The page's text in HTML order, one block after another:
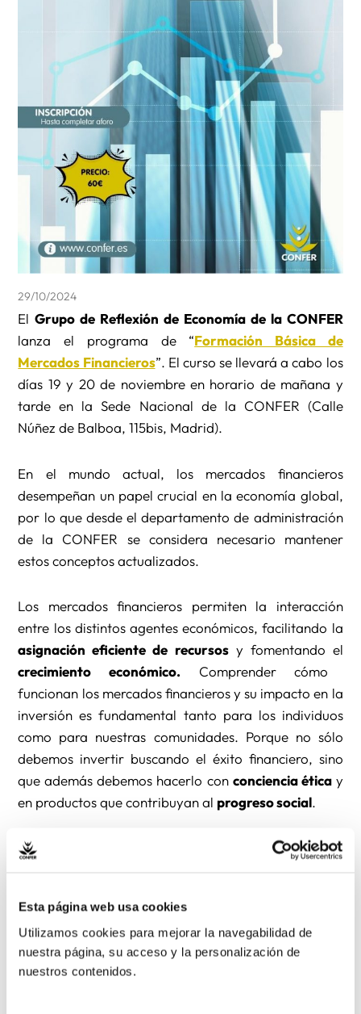
Esta página web usa cookies
Utilizamos cookies para mejorar la navegabilidad de
nuestra página, su acceso y la personalización de
nuestros contenidos.
29/10/2024
ElGrupo de Reflexión de Economía de la CONFER
lanza el programa de “Formación Básica de
Mercados Financieros”. El curso se llevará a cabo los
días 19 y 20 de noviembre en horario de mañana y
tarde en la Sede Nacional de la CONFER (Calle
Núñez de Balboa, 115bis, Madrid).
En el mundo actual, los mercados financieros
desempeñan un papel crucial en la economía global,
por lo que desde el departamento de administración
de la CONFER se considera necesario mantener
estos conceptos actualizados.
Los mercados financieros permiten la interacción
entre los distintos agentes económicos, facilitando la
asignación eficiente de recursosy fomentando el
crecimiento económico. Comprender cómo
funcionan los mercados financieros y su impacto en la
inversión es fundamental tanto para los individuos
como para nuestras comunidades. Porque no sólo
debemos invertir buscando el éxito financiero, sino
que además debemos hacerlo con conciencia éticay
en productos que contribuyan al progreso social.
Crecimiento
económico inclusivo y
sostenible
Así losprincipios de la Doctrina Social de la Iglesia